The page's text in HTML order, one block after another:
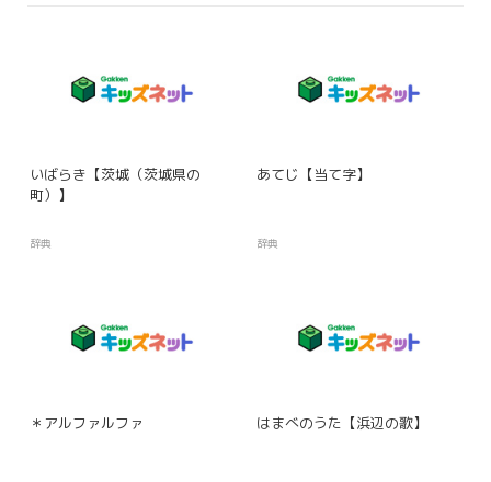
いばらき【茨城（茨城県の
町）】
辞典
あてじ【当て字】
辞典
＊アルファルファ はまべのうた【浜辺の歌】